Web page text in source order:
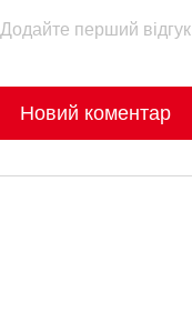
Додайте перший відгук
Новий коментар